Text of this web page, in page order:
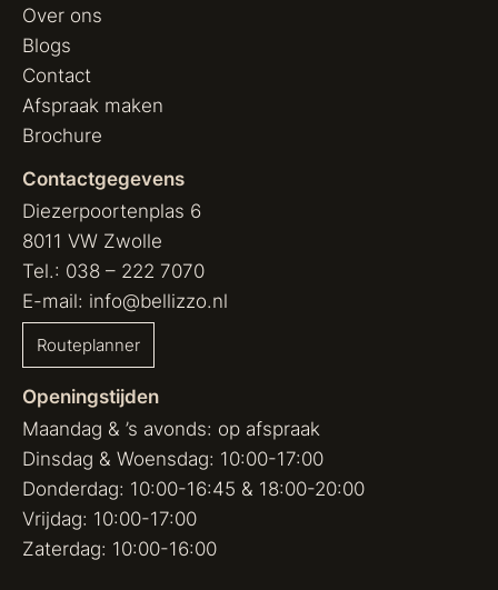
Over ons
Blogs
Contact
Afspraak maken
Brochure
Contactgegevens
Diezerpoortenplas 6
8011 VW Zwolle
Tel.: 038 – 222 7070
E-mail: info@bellizzo.nl
Routeplanner
Openingstijden
Maandag & ’s avonds: op afspraak
Dinsdag & Woensdag: 10:00-17:00
Donderdag: 10:00-16:45 & 18:00-20:00
Vrijdag: 10:00-17:00
Zaterdag: 10:00-16:00